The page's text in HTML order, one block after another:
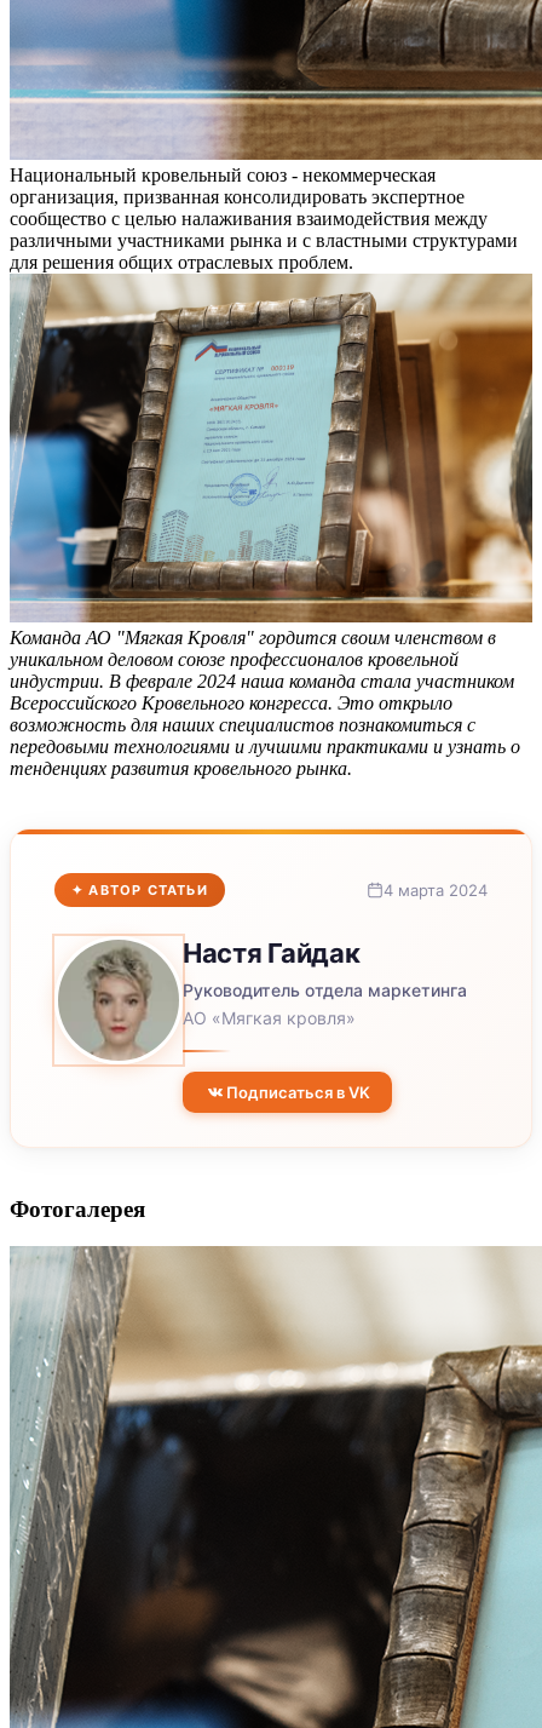
Национальный кровельный союз - некоммерческая
организация, призванная консолидировать экспертное
сообщество с целью налаживания взаимодействия между
различными участниками рынка и с властными структурами
для решения общих отраслевых проблем.
Команда АО "Мягкая Кровля" гордится своим членством в
уникальном деловом союзе профессионалов кровельной
индустрии. В феврале 2024 наша команда стала участником
Всероссийского Кровельного конгресса. Это открыло
возможность для наших специалистов познакомиться с
передовыми технологиями и лучшими практиками и узнать о
тенденциях развития кровельного рынка.
✦ АВТОР СТАТЬИ 4 марта 2024
Настя Гайдак
Руководитель отдела маркетинга
АО «Мягкая кровля»
Подписаться в VK
Фотогалерея